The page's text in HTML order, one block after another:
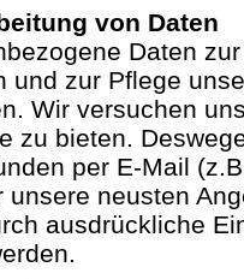
von Daten
Daten
und zur Pflege
Wir versuchen
zu bieten.
per E-Mail
unsere neusten
ausdrückliche